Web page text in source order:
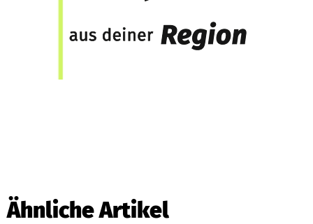
Ähnliche Artikel